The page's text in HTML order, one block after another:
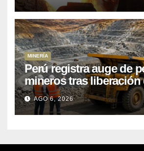
MINERÍA
Perú registra auge de
mineros tras liberación
de mil concesiones
cobre y oro
AGO 6, 2026